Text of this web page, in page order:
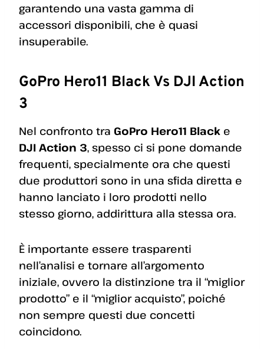
garantendo una vasta gamma di
accessori disponibili, che è quasi
insuperabile.
GoPro Hero11 Black Vs DJI Action
3
Nel confronto tra GoPro Hero11 Black e
DJI Action 3, spesso ci si pone domande
frequenti, specialmente ora che questi
due produttori sono in una sfida diretta e
hanno lanciato i loro prodotti nello
stesso giorno, addirittura alla stessa ora.
È importante essere trasparenti
nell’analisi e tornare all’argomento
iniziale, ovvero la distinzione tra il “miglior
prodotto” e il “miglior acquisto”, poiché
non sempre questi due concetti
coincidono.